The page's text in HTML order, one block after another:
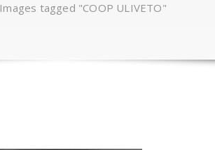
Images tagged "COOP ULIVETO"